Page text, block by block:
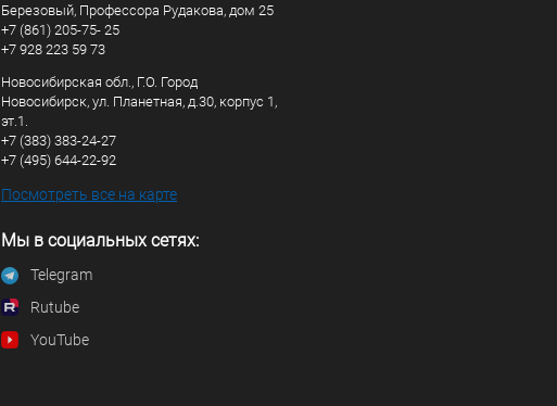
Березовый, Профессора Рудакова, дом 25
+7 (861) 205-75- 25
+7 928 223 59 73
Новосибирская обл., Г.О. Город
Новосибирск, ул. Планетная, д.30, корпус 1,
эт.1.
+7 (383) 383-24-27
+7 (495) 644-22-92
Посмотреть все на карте
Мы в социальных сетях:
Telegram
Rutube
YouTube